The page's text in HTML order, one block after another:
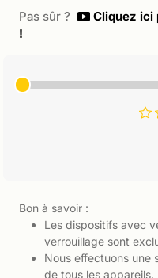
Pas sûr ?
Cliquez ici
!
Bon à savoir :
Les dispositifs avec
verrouillage sont
Nous effectuons une
de tous les appareils.